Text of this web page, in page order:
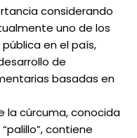
considerando
uno de los
en el país,
de
basadas en
la cúrcuma, conocida
contiene